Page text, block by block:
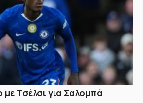
Τσέλσι για Σαλομπά